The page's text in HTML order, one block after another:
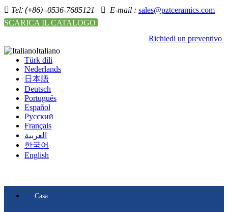
 Tel: (+86) -0536-7685121  E-mail : sales@pztceramics.com
SCARICA IL CATALOGO
Richiedi un preventivo
Italiano
Türk dili
Nederlands
日本語
Deutsch
Português
Español
Pусский
Français
العربية
한국어
English
Casa